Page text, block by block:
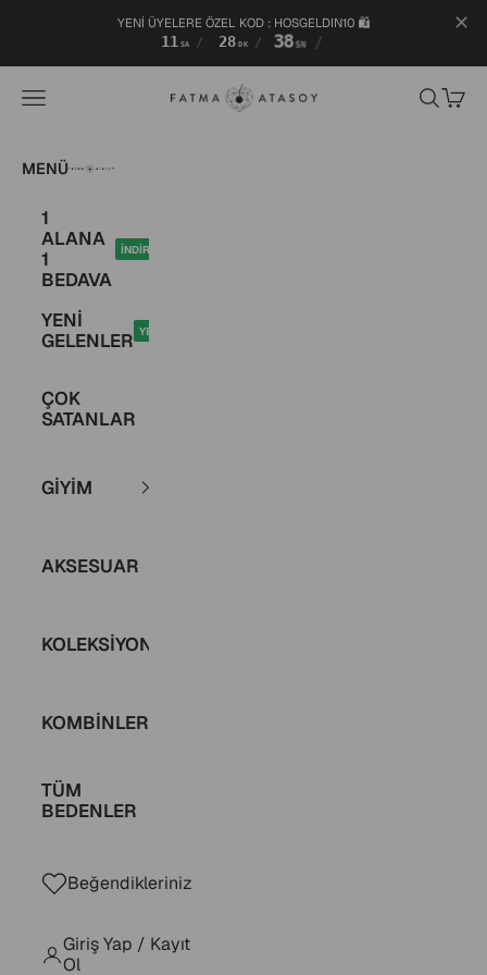
YENİ ÜYELERE ÖZEL KOD : HOSGELDIN10 🛍️
11 SA / 28 DK / 38 SN /
✕
Fatma Atasoy
Menü Ara Sepet
MENÜ Fatma Atasoy
1
ALANA
1
BEDAVA
İNDİRİM
YENİ
GELENLER YENİ
ÇOK
SATANLAR
GİYİM
AKSESUAR
KOLEKSİYONLAR
KOMBİNLER
TÜM
BEDENLER
Beğendikleriniz
Giriş Yap / Kayıt
Ol